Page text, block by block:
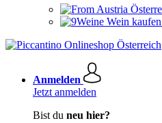
Wein
Anmelden
Jetzt anmelden
Bist du neu hier?